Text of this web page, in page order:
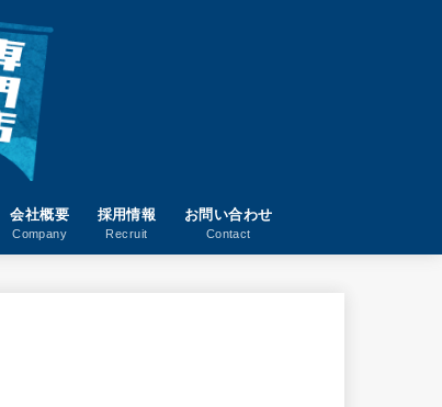
会社概要
Company
採用情報
Recruit
お問い合わせ
Contact